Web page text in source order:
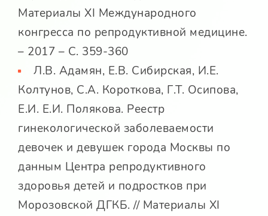
Материалы XI Международного
конгресса по репродуктивной медицине.
– 2017 – С. 359-360
Л.В. Адамян, Е.В. Сибирская, И.Е.
Колтунов, С.А. Короткова, Г.Т. Осипова,
Е.И. Е.И. Полякова. Реестр
гинекологической заболеваемости
девочек и девушек города Москвы по
данным Центра репродуктивного
здоровья детей и подростков при
Морозовской ДГКБ. // Материалы XI